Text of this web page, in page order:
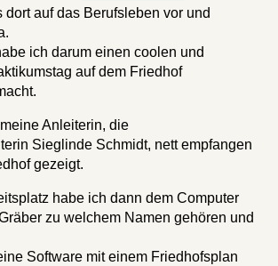
dort auf das Berufsleben vor und
ich darum einen coolen und
auf dem Friedhof
Anleiterin, die
Sieglinde Schmidt, nett empfangen
gezeigt.
habe ich dann dem Computer
zu welchem Namen gehören und
Software mit einem Friedhofsplan